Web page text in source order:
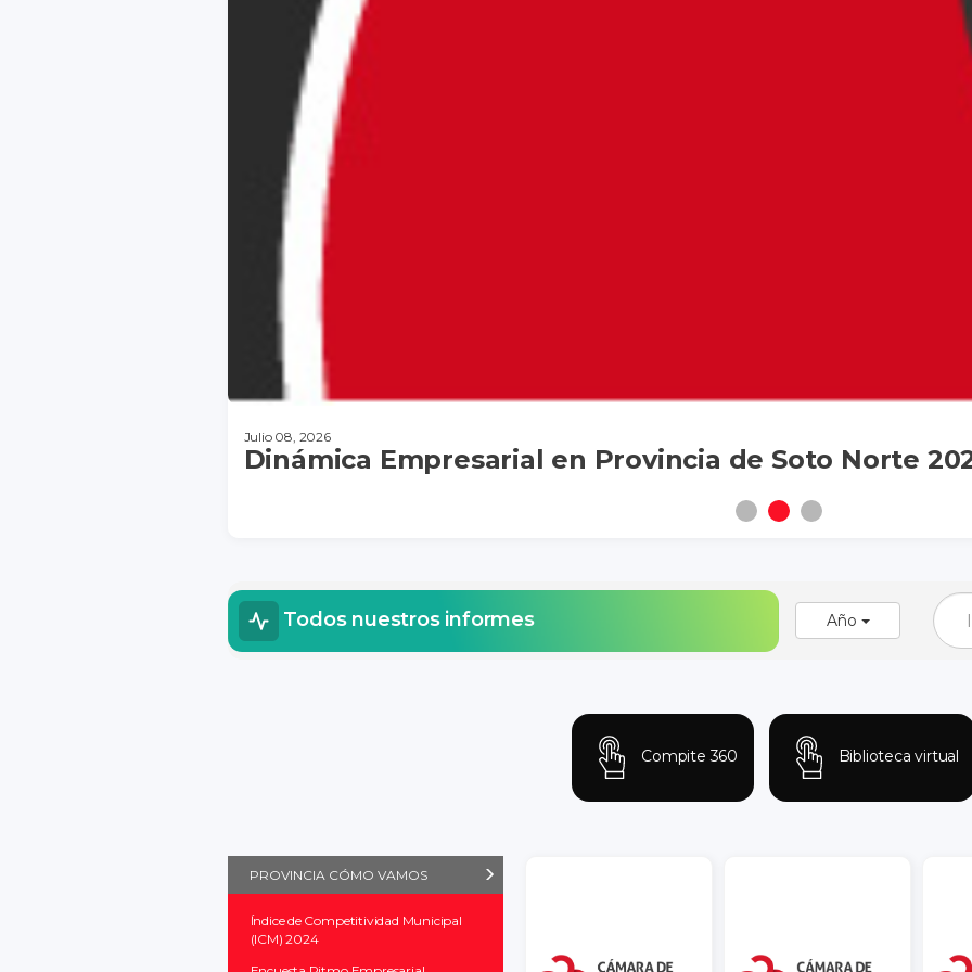
Julio 08, 2026
Dinámica Empresarial en Provincia de Soto Norte
Todos nuestros informes Año
Compite 360 Biblioteca virtual
PROVINCIA CÓMO VAMOS
Índice de Competitividad Municipal
(ICM) 2024